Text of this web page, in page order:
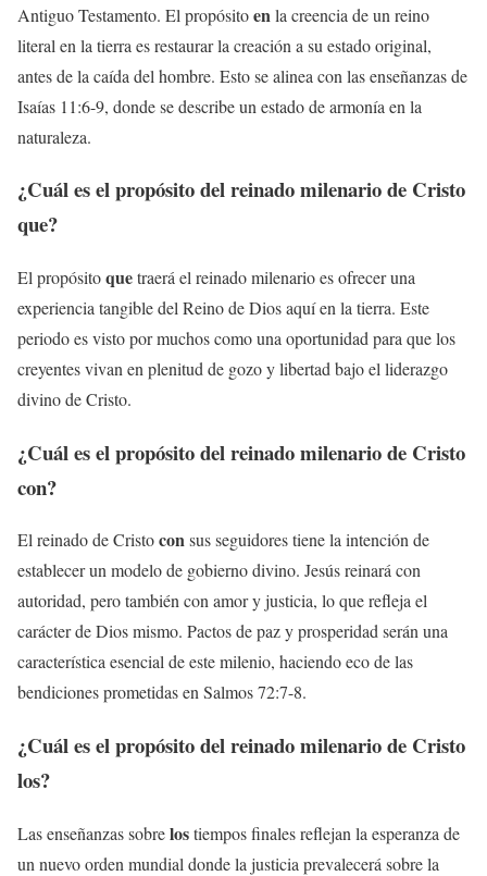
Antiguo Testamento. El propósitoen la creencia de un reino
literal en la tierra es restaurar la creación a su estado original,
antes de la caída del hombre. Esto se alinea con las enseñanzas de
Isaías 11:6-9, donde se describe un estado de armonía en la
naturaleza.
¿Cuál es el propósito del reinado milenario de Cristo
que?
El propósitoquetraerá el reinado milenario es ofrecer una
experiencia tangible del Reino de Dios aquí en la tierra. Este
periodo es visto por muchos como una oportunidad para que los
creyentes vivan en plenitud de gozo y libertad bajo el liderazgo
divino de Cristo.
¿Cuál es el propósito del reinado milenario de Cristo
con?
El reinado de Cristoconsus seguidores tiene la intención de
establecer un modelo de gobierno divino. Jesús reinará con
autoridad, pero también con amor y justicia, lo que refleja el
carácter de Dios mismo. Pactos de paz y prosperidad serán una
característica esencial de este milenio, haciendo eco de las
bendiciones prometidas en Salmos 72:7-8.
¿Cuál es el propósito del reinado milenario de Cristo
los?
Las enseñanzas sobrelostiempos finales reflejan la esperanza de
un nuevo orden mundial donde la justicia prevalecerá sobre la